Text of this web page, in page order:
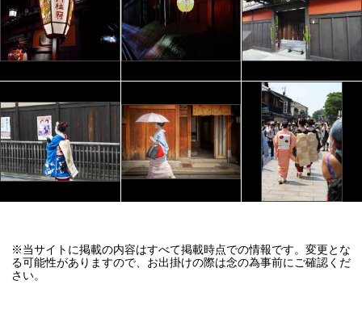
※当サイトに掲載の内容はすべて掲載時点での情報です。変更とな
る可能性がありますので、お出掛けの際は念の為事前にご確認くだ
さい。